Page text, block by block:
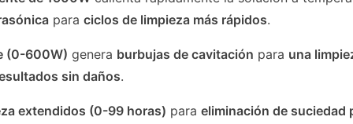
paraciclos de limpieza más rápidos.
(0-600W) genera burbujas de cavitación para una
sin daños.
extendidos (0-99 horas) paraeliminación de suciedad